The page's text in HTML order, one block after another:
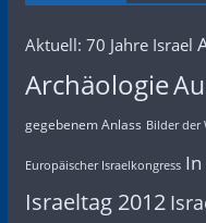
Aktuell: 70 Jahre Israel
Archäologie
gegebenem Anlass Bilder der
Europäischer Israelkongress In
Israeltag 2012